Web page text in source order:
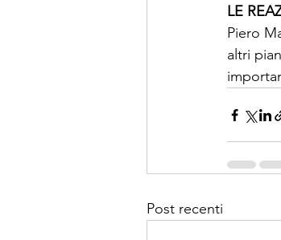
LE
Piero
altri
Post recenti